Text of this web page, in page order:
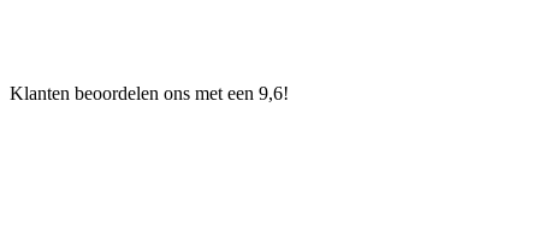
Klanten beoordelen ons met een 9,6!